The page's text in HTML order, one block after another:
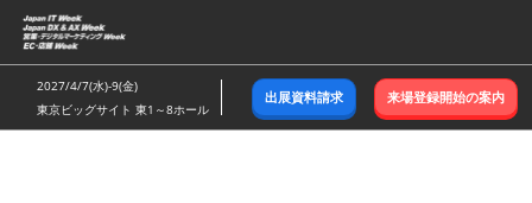
ス
キ
ッ
し
2027/4/7(水)-9(金)
東京ビッグサイト 東1～8ホール
出展資料請求 来場登録開始の案内